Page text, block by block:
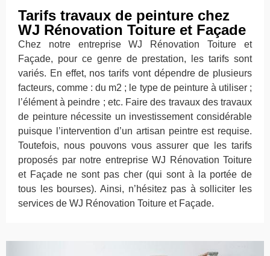
Tarifs travaux de peinture chez
WJ Rénovation Toiture et Façade
Chez notre entreprise WJ Rénovation Toiture et
Façade, pour ce genre de prestation, les tarifs sont
variés. En effet, nos tarifs vont dépendre de plusieurs
facteurs, comme : du m2 ; le type de peinture à utiliser ;
l’élément à peindre ; etc. Faire des travaux des travaux
de peinture nécessite un investissement considérable
puisque l’intervention d’un artisan peintre est requise.
Toutefois, nous pouvons vous assurer que les tarifs
proposés par notre entreprise WJ Rénovation Toiture
et Façade ne sont pas cher (qui sont à la portée de
tous les bourses). Ainsi, n’hésitez pas à solliciter les
services de WJ Rénovation Toiture et Façade.